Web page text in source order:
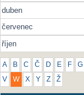
duben
červenec
říjen
A B C Č D E F G
V W X Y Z Ž